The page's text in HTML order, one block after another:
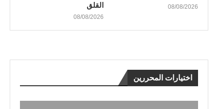
08/08/2026
القلق
08/08/2026
اختيارات المحررين